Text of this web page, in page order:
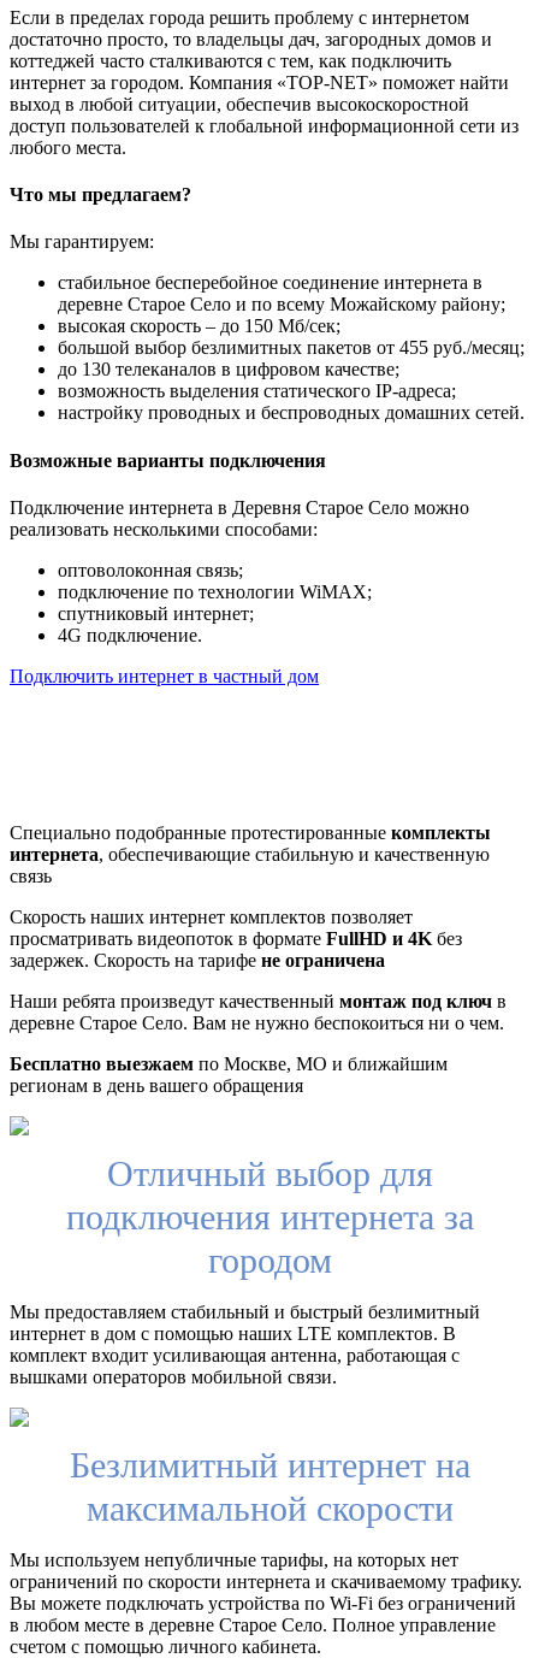
Если в пределах города решить проблему с интернетом
достаточно просто, то владельцы дач, загородных домов и
коттеджей часто сталкиваются с тем, как подключить
интернет за городом. Компания «TOP-NET» поможет найти
выход в любой ситуации, обеспечив высокоскоростной
доступ пользователей к глобальной информационной сети из
любого места.
Что мы предлагаем?
Мы гарантируем:
стабильное бесперебойное соединение интернета в
деревне Старое Село и по всему Можайскому району;
высокая скорость – до 150 Мб/сек;
большой выбор безлимитных пакетов от 455 руб./месяц;
до 130 телеканалов в цифровом качестве;
возможность выделения статического IP-адреса;
настройку проводных и беспроводных домашних сетей.
Возможные варианты подключения
Подключение интернета в Деревня Старое Село можно
реализовать несколькими способами:
оптоволоконная связь;
подключение по технологии WiMAX;
спутниковый интернет;
4G подключение.
Подключить интернет в частный дом
Специально подобранные протестированные комплекты
интернета, обеспечивающие стабильную и качественную
связь
Скорость наших интернет комплектов позволяет
просматривать видеопоток в формате FullHD и 4K без
задержек. Скорость на тарифе не ограничена
Наши ребята произведут качественный монтаж под ключ в
деревне Старое Село. Вам не нужно беспокоиться ни о чем.
Бесплатно выезжаем по Москве, МО и ближайшим
регионам в день вашего обращения
Отличный выбор для
подключения интернета за
городом
Мы предоставляем стабильный и быстрый безлимитный
интернет в дом с помощью наших LTE комплектов. В
комплект входит усиливающая антенна, работающая с
вышками операторов мобильной связи.
Безлимитный интернет на
максимальной скорости
Мы используем непубличные тарифы, на которых нет
ограничений по скорости интернета и скачиваемому трафику.
Вы можете подключать устройства по Wi-Fi без ограничений
в любом месте в деревне Старое Село. Полное управление
счетом с помощью личного кабинета.